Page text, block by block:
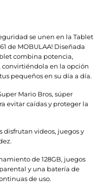
se unen en la Tablet
de MOBULAA! Diseñada
combina potencia,
convirtiéndola en la opción
pequeños en su día a día.
Mario Bros, súper
evitar caídas y proteger la
disfrutan videos, juegos y
de 128GB, juegos
y una batería de
de uso.